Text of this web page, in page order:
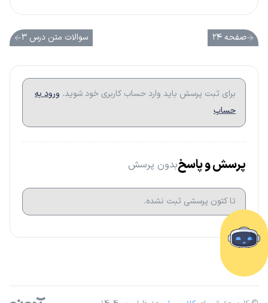
صفحه ۲۴ سوالات متن درس ۳
برای ثبت پرسش باید وارد حساب کاربری خود شوید. ورود به
حساب
پرسش و پاسخبدون پرسش
تا کتون پرسشی ثبت نشده.